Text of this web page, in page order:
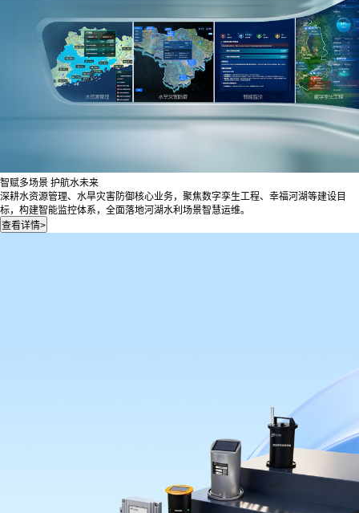
智赋多场景 护航水未来
深耕水资源管理、水旱灾害防御核心业务，聚焦数字孪生工程、幸福河湖等建设目
标，构建智能监控体系，全面落地河湖水利场景智慧运维。